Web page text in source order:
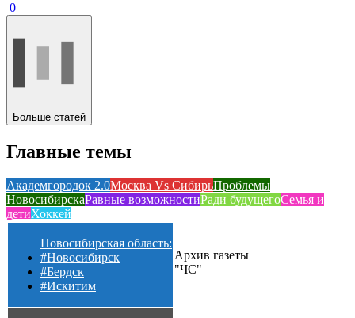
0
Больше статей
Главные темы
Академгородок 2.0Москва Vs СибирьПроблемы
НовосибирскаРавные возможностиРади будущегоСемья и
детиХоккей
Новосибирская область:
#Новосибирск
#Бердск
#Искитим
Архив газеты
"ЧС"